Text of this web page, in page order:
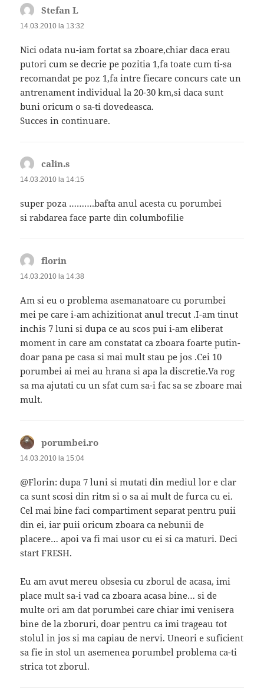
Stefan L
14.03.2010 la 13:32
Nici odata nu-iam fortat sa zboare,chiar daca erau
putori cum se decrie pe pozitia 1,fa toate cum ti-sa
recomandat pe poz 1,fa intre fiecare concurs cate un
antrenament individual la 20-30 km,si daca sunt
buni oricum o sa-ti dovedeasca.
Succes in continuare.
calin.s
14.03.2010 la 14:15
super poza ……….bafta anul acesta cu porumbei
si rabdarea face parte din columbofilie
florin
14.03.2010 la 14:38
Am si eu o problema asemanatoare cu porumbei
mei pe care i-am achizitionat anul trecut .I-am tinut
inchis 7 luni si dupa ce au scos pui i-am eliberat
moment in care am constatat ca zboara foarte putin-
doar pana pe casa si mai mult stau pe jos .Cei 10
porumbei ai mei au hrana si apa la discretie.Va rog
sa ma ajutati cu un sfat cum sa-i fac sa se zboare mai
mult.
porumbei.ro
14.03.2010 la 15:04
@Florin: dupa 7 luni si mutati din mediul lor e clar
ca sunt scosi din ritm si o sa ai mult de furca cu ei.
Cel mai bine faci compartiment separat pentru puii
din ei, iar puii oricum zboara ca nebunii de
placere… apoi va fi mai usor cu ei si ca maturi. Deci
start FRESH.
Eu am avut mereu obsesia cu zborul de acasa, imi
place mult sa-i vad ca zboara acasa bine… si de
multe ori am dat porumbei care chiar imi venisera
bine de la zboruri, doar pentru ca imi trageau tot
stolul in jos si ma capiau de nervi. Uneori e suficient
sa fie in stol un asemenea porumbel problema ca-ti
strica tot zborul.